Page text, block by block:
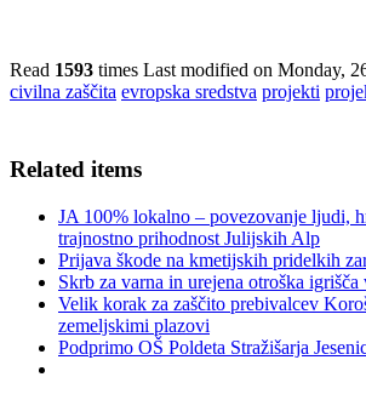
Read 1593 times Last modified on Monday,
civilna zaščita evropska sredstva projekti
Related items
JA 100% lokalno – povezovanje ljudi,
trajnostno prihodnost Julijskih Alp
Prijava škode na kmetijskih pridelkih
Skrb za varna in urejena otroška igrišča
Velik korak za zaščito prebivalcev
zemeljskimi plazovi
Podprimo OŠ Poldeta Stražišarja